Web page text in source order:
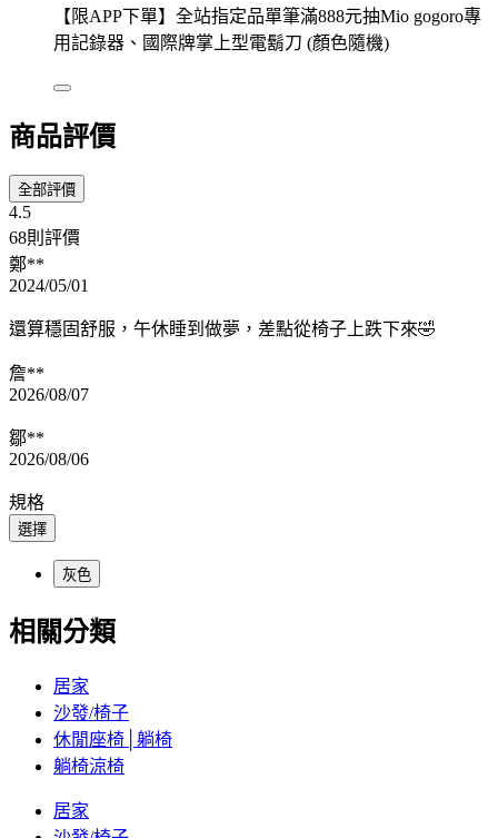
【限APP下單】全站指定品單筆滿888元抽Mio gogoro專
用記錄器、國際牌掌上型電鬍刀 (顏色隨機)
商品評價
全部評價
4.5
68則評價
鄭**
2024/05/01
還算穩固舒服，午休睡到做夢，差點從椅子上跌下來🤣
詹**
2026/08/07
鄒**
2026/08/06
規格
選擇
灰色
相關分類
居家
沙發/椅子
休閒座椅│躺椅
躺椅涼椅
居家